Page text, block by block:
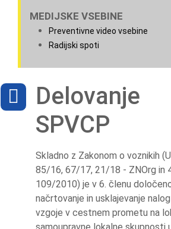
MEDIJSKE VSEBINE
Preventivne video vsebine
Radijski spoti
Delovanje
SPVCP
Skladno z Zakonom o voznikih
85/16, 67/17, 21/18 - ZNOrg in
109/2010) je v 6. členu
načrtovanje in usklajevanje
vzgoje v cestnem prometu na